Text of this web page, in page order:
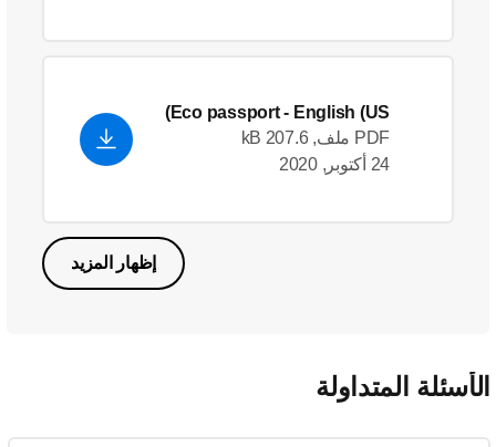
Eco passport - English (US)
PDF ملف, 207.6 kB
24 أكتوبر, 2020
إظهار المزيد
المتداولة